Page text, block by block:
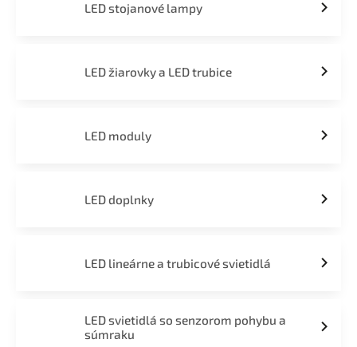
LED stojanové lampy
LED žiarovky a LED trubice
LED moduly
LED doplnky
LED lineárne a trubicové svietidlá
LED svietidlá so senzorom pohybu a
súmraku